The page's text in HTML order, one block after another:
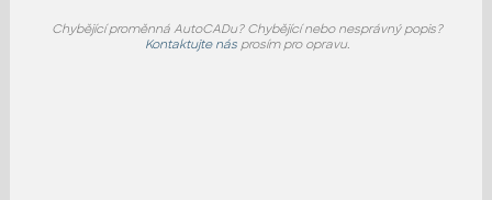
Chybějící proměnná AutoCADu? Chybějící nebo nesprávný popis?
Kontaktujte násprosím pro opravu.